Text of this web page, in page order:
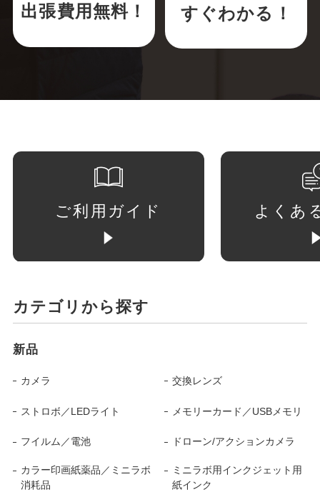
出張費用無料！ すぐわかる！
ご利用ガイド よくあ
カテゴリから探す
新品
カメラ 交換レンズ
ストロボ／LEDライト メモリーカード／USBメモリ
フイルム／電池 ドローン/アクションカメラ
カラー印画紙薬品／ミニラボ
消耗品
ミニラボ用インクジェット用
紙インク